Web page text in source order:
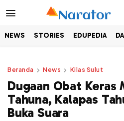
NEWS STORIES EDUPEDIA
Beranda News Kilas Sulut
Dugaan Obat Keras
Tahuna, Kalapas
Buka Suara